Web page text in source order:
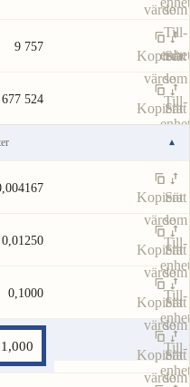
värdesom
Till-
enhet
9 757
Kopiera
värde
Sätt
som
Till-
enhet
677 524
Kopiera
Sätt
enhet
▾
Kopiera
värde
Sätt
som
Till-
enhet
0,01250
Kopiera
värde
Sätt
som
Till-
enhet
0,1000
Kopiera
värde
Sätt
som
Till-
enhet
Kopiera
värde
Sätt
som